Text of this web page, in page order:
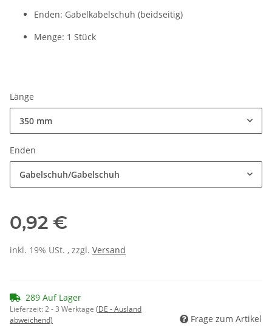
Enden: Gabelkabelschuh (beidseitig)
Menge: 1 Stück
Länge
350 mm
Enden
Gabelschuh/Gabelschuh
0,92 €
inkl. 19% USt. , zzgl. Versand
289 Auf Lager
Lieferzeit:2 - 3 Werktage (DE - Ausland
abweichend)
Frage zum Artikel